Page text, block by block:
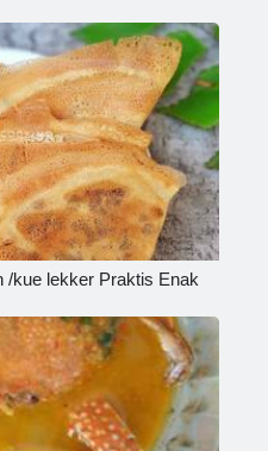
/kue lekker Praktis Enak